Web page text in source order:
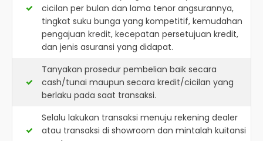
cicilan per bulan dan lama tenor angsurannya,
tingkat suku bunga yang kompetitif, kemudahan
pengajuan kredit, kecepatan persetujuan kredit,
dan jenis asuransi yang didapat.
Tanyakan prosedur pembelian baik secara
cash/tunai maupun secara kredit/cicilan yang
berlaku pada saat transaksi.
Selalu lakukan transaksi menuju rekening dealer
atau transaksi di showroom dan mintalah kuitansi